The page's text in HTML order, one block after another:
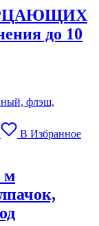
до 10
В Избранное
м